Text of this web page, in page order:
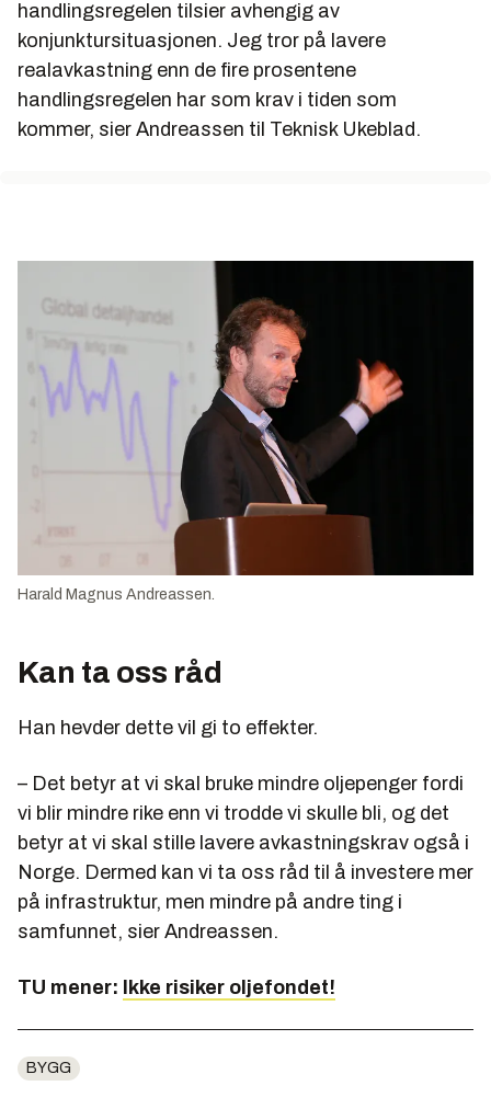
handlingsregelen tilsier avhengig av
konjunktursituasjonen. Jeg tror på lavere
realavkastning enn de fire prosentene
handlingsregelen har som krav i tiden som
kommer, sier Andreassen til Teknisk Ukeblad.
Harald Magnus Andreassen.
Kan ta oss råd
Han hevder dette vil gi to effekter.
– Det betyr at vi skal bruke mindre oljepenger fordi
vi blir mindre rike enn vi trodde vi skulle bli, og det
betyr at vi skal stille lavere avkastningskrav også i
Norge. Dermed kan vi ta oss råd til å investere mer
på infrastruktur, men mindre på andre ting i
samfunnet, sier Andreassen.
TU mener: Ikke risiker oljefondet!
BYGG